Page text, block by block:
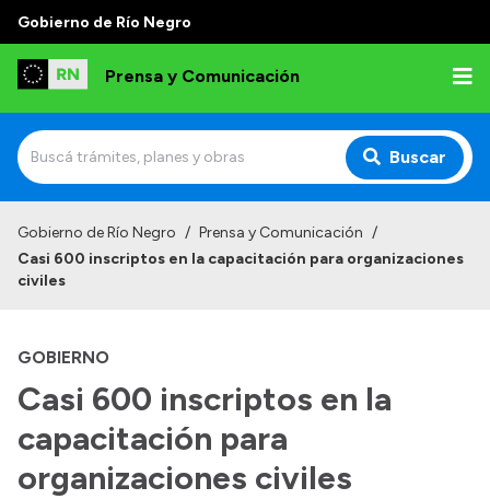
Gobierno de Río Negro
Prensa y Comunicación
Buscar
Institucional
Referentes de prensa
Archivo de noticias
Transparencia
Gobierno de Río Negro / Prensa y Comunicación /
Casi 600 inscriptos en la capacitación para organizaciones
civiles
GOBIERNO
Casi 600 inscriptos en la
capacitación para
organizaciones civiles